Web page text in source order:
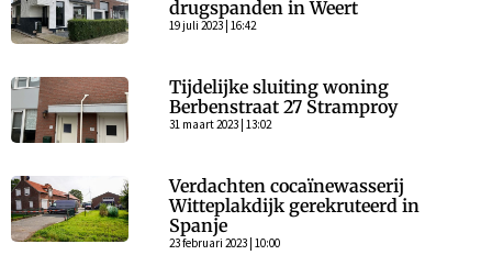
drugspanden in Weert
19 juli 2023 | 16:42
Tijdelijke sluiting woning
Berbenstraat 27 Stramproy
31 maart 2023 | 13:02
Verdachten cocaïnewasserij
Witteplakdijk gerekruteerd in
Spanje
23 februari 2023 | 10:00